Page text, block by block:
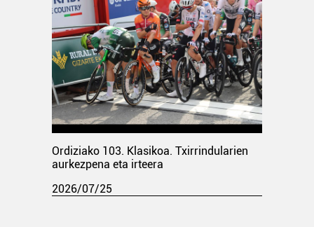
Ordiziako 103. Klasikoa. Txirrindularien
aurkezpena eta irteera
2026/07/25